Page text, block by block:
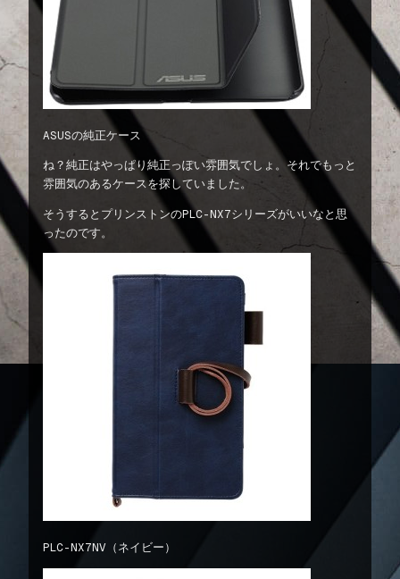
ASUSの純正ケース
ね？純正はやっぱり純正っぽい雰囲気でしょ。それでもっと
雰囲気のあるケースを探していました。
そうするとプリンストンのPLC-NX7シリーズがいいなと思
ったのです。
PLC-NX7NV（ネイビー）